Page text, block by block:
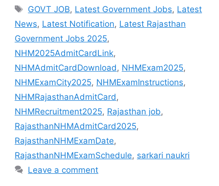
Tags
GOVT JOB, Latest Government Jobs, Latest
News, Latest Notification, Latest Rajasthan
Government Jobs 2025,
NHM2025AdmitCardLink,
NHMAdmitCardDownload , NHMExam2025,
NHMExamCity2025, NHMExamInstructions,
NHMRajasthanAdmitCard ,
NHMRecruitment2025, Rajasthan job,
RajasthanNHMAdmitCard2025,
RajasthanNHMExamDate,
RajasthanNHMExamSchedule, sarkari naukri
Leave a comment